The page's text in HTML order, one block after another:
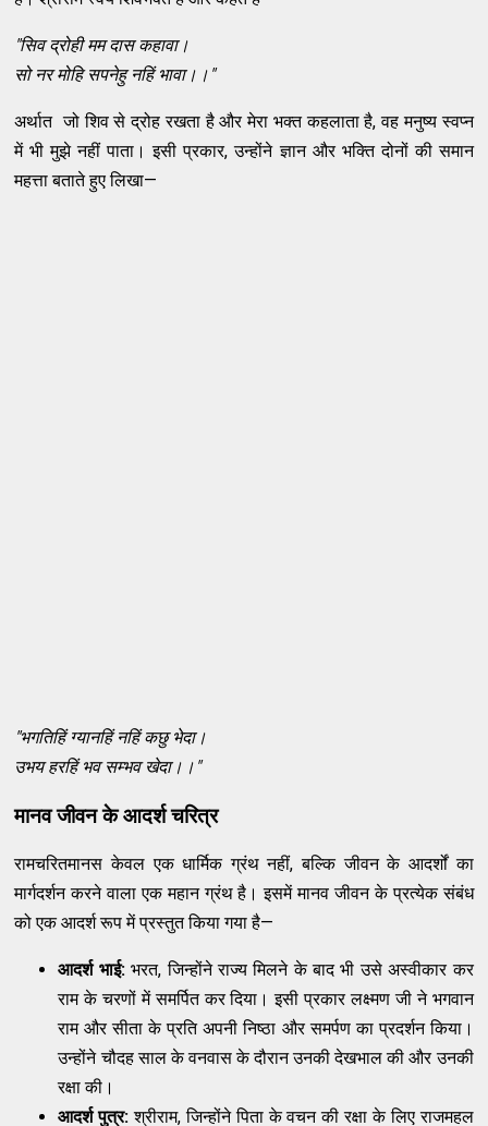
"सिव द्रोही मम दास कहावा।
सो नर मोहि सपनेहु नहिं भावा।।"
अर्थात जो शिव से द्रोह रखता है और मेरा भक्त कहलाता है, वह मनुष्य स्वप्न
में भी मुझे नहीं पाता। इसी प्रकार, उन्होंने ज्ञान और भक्ति दोनों की समान
महत्ता बताते हुए लिखा—
"भगतिहिं ग्यानहिं नहिं कछु भेदा।
उभय हरहिं भव सम्भव खेदा।।"
मानव जीवन के आदर्श चरित्र
रामचरितमानस केवल एक धार्मिक ग्रंथ नहीं, बल्कि जीवन के आदर्शों का
मार्गदर्शन करने वाला एक महान ग्रंथ है। इसमें मानव जीवन के प्रत्येक संबंध
को एक आदर्श रूप में प्रस्तुत किया गया है—
आदर्श भाई:भरत, जिन्होंने राज्य मिलने के बाद भी उसे अस्वीकार कर
राम के चरणों में समर्पित कर दिया। इसी प्रकार लक्ष्मण जी ने भगवान
राम और सीता के प्रति अपनी निष्ठा और समर्पण का प्रदर्शन किया।
उन्होंने चौदह साल के वनवास के दौरान उनकी देखभाल की और उनकी
रक्षा की।
आदर्श पुत्र: श्रीराम, जिन्होंने पिता के वचन की रक्षा के लिए राजमहल